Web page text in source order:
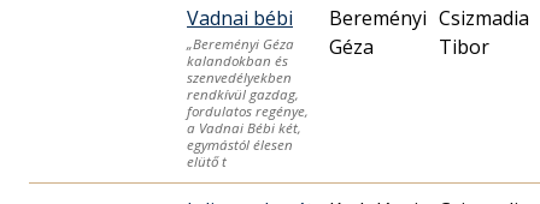
Vadnai bébi
„Bereményi Géza
kalandokban és
szenvedélyekben
rendkívül gazdag,
fordulatos regénye,
a Vadnai Bébi két,
egymástól élesen
elütő t
Bereményi
Géza
Csizmadia
Tibor